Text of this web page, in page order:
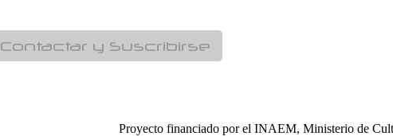
Contactar y Suscribirse
Proyecto financiado por el INAEM, Ministerio de